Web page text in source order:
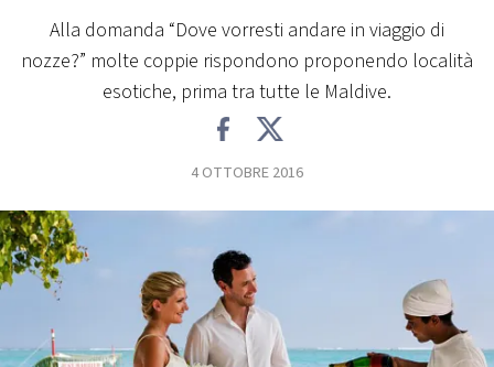
PLAYLIST
CONCORSI
EVENTI
VIDEO
Alla domanda “Dove vorresti andare in viaggio di
nozze?” molte coppie rispondono proponendo località
esotiche, prima tra tutte le Maldive.
4 OTTOBRE 2016